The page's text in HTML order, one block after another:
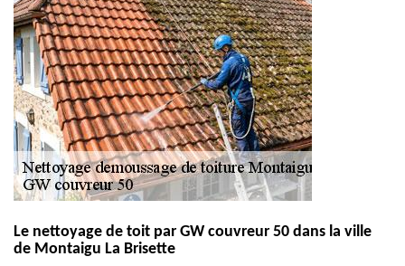
Le nettoyage de toit par GW couvreur 50 dans la ville
de Montaigu La Brisette